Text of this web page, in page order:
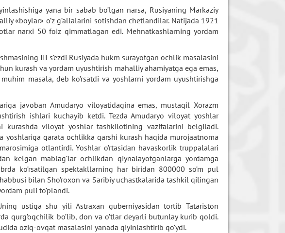
yana bir sabab bo’lgan narsa, Rusiyaning Markaziy
«boylar» o’z g’allalarini sotishdan chetlandilar. Natijada 1921
narxi 50 foiz qimmatlagan edi. Mehnatkashlarning yordam
III s’ezdi Rusiyada hukm surayotgan ochlik masalasini
kurash va yordam uyushtirish mahalliy ahamiyatga ega emas,
masala, deb ko’rsatdi va yoshlarni yordam uyushtirishga
javoban Amudaryo viloyatidagina emas, mustaqil Xorazm
ishlari kuchayib ketdi. Tezda Amudaryo viloyat yoshlar
viloyat yoshlar tashkilotining vazifalarini belgiladi.
yoshlariga qarata ochlikka qarshi kurash haqida murojaatnoma
otlantirdi. Yoshlar o’rtasidan havaskorlik truppalalari
kelgan mablag’lar ochlikdan qiynalayotganlarga yordamga
ko’rsatilgan spektakllarning har biridan 800000 so’m pul
bilan Sho’roxon va Saribiy uchastkalarida tashkil qilingan
puli to’plandi.
ustiga shu yili Astraxan guberniyasidan tortib Tatariston
qurg’oqchilik bo’lib, don va o’tlar deyarli butunlay kurib qoldi.
oziq-ovqat masalasini yanada qiyinlashtirib qo’ydi.